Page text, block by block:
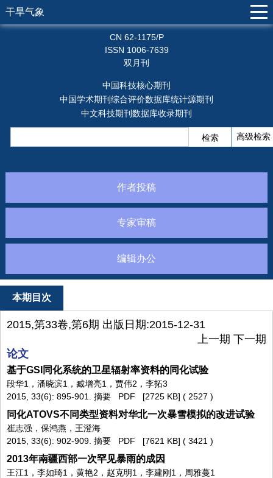
干旱气象
CN 62-1175/P
ISSN 1006-7639
双月刊
中国科技核心期刊
中国学术期刊综合评价数据库统计源期刊
中文科技期刊数据库收录期刊
作者投稿
专家审稿
编辑办公
本期目次
2015,第33卷,第6期 出版日期:2015-12-31
上一期 下一期
论文
基于GSI同化系统的卫星辐射率资料的同化试验
段华1，潘晓滨1，臧增亮1，贾伟2，李拓3
2015, 33(6): 895-901. 摘要 PDF [2725 KB] ( 2527 )
同化ATOVS不同类型资料对华北一次暴雪模拟的改进试验
崔志强，保鸿燕，王澄海
2015, 33(6): 902-909. 摘要 PDF [7621 KB] ( 3421 )
2013年南疆西部一次罕见暴雨的成因
王江1，李如琦1，黄艳2，赵克明1，李建刚1，周雅蔓1